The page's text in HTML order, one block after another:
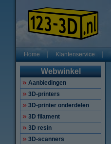
Home Klantenservice
Webwinkel
Aanbiedingen
3D-printers
3D-printer onderdelen
3D filament
3D resin
3D-scanners